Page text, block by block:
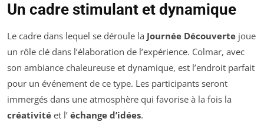
Un cadre stimulant et dynamique
Le cadre dans lequel se déroule la Journée Découverte joue
un rôle clé dans l’élaboration de l’expérience. Colmar, avec
son ambiance chaleureuse et dynamique, est l’endroit parfait
pour un événement de ce type. Les participants seront
immergés dans une atmosphère qui favorise à la fois la
créativité et l’ échange d’idées.